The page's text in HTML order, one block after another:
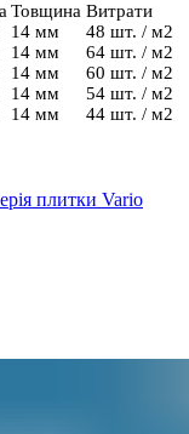
Товщина Витрати
14 мм
48 шт. / м2
14 мм
64 шт. / м2
14 мм
60 шт. / м2
14 мм
54 шт. / м2
14 мм 44 шт. / м2
плитки Vario